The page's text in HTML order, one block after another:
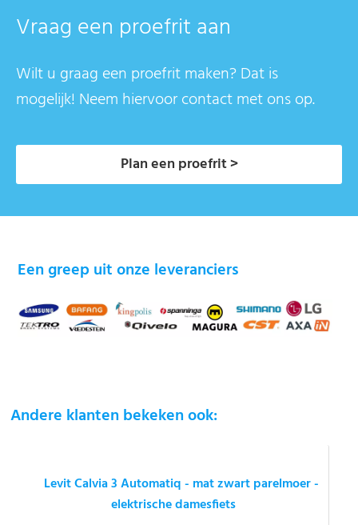
Vraag een proefrit aan
Wilt u graag een proefrit maken? Dat is
mogelijk! Neem hiervoor contact met ons op.
Plan een proefrit >
Een greep uit onze leveranciers
Andere klanten bekeken ook:
Levit Calvia 3 Automatiq - mat zwart parelmoer -
elektrische damesfiets